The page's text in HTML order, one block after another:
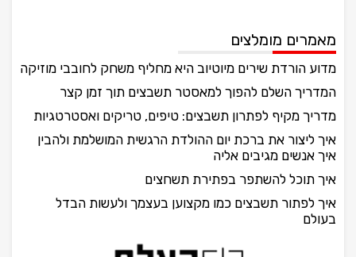
מאמרים מומלצים
מדוע הורדת שירים מיוטיוב היא מחליף משחק לחובבי מוזיקה
המדריך השלם להפוך למאסטר תשבצים תוך זמן קצר
מדריך מקיף לפתרון תשבצים: טיפים, טריקים ואסטרטגיות
איך ליצור את ברכת יום ההולדת הרגשית המושלמת ולהבין
איך אנשים מגיבים אליה
איך תוכל להשתפר בפתירת תשחצים
איך לפתור תשבצים כמו מקצוען בעצמך ולעשות הבדל
בעולם